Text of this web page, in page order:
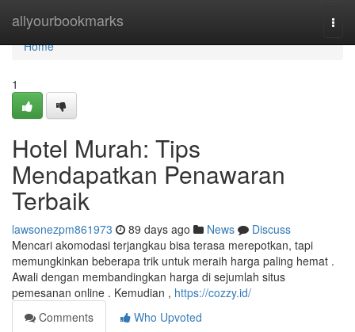
allyourbookmarks
Home
Home
1
Hotel Murah: Tips
Mendapatkan Penawaran
Terbaik
lawsonezpm861973 89 days ago News
Discuss
Mencari akomodasi terjangkau bisa terasa merepotkan, tapi
memungkinkan beberapa trik untuk meraih harga paling hemat .
Awali dengan membandingkan harga di sejumlah situs
pemesanan online . Kemudian , https://cozzy.id/
Comments
Who Upvoted